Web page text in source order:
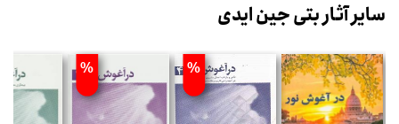
سایر آثار بتی جین ایدی
%
%